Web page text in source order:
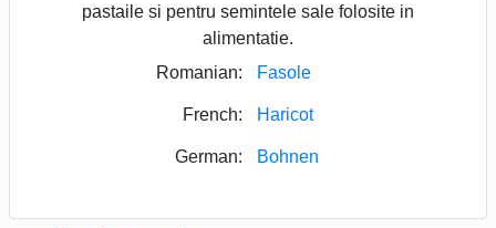
pastaile si pentru semintele sale folosite in
alimentatie.
Romanian:
Fasole
French: Haricot
German: Bohnen